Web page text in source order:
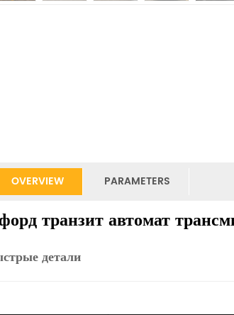
OVERVIEW PARAMETERS
транзит автомат
детали